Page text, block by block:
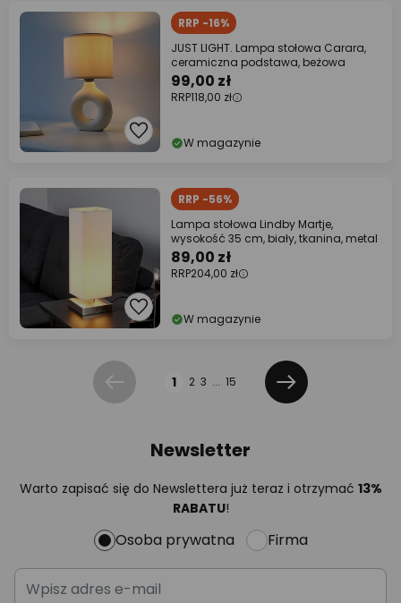
RRP -16%
JUST LIGHT. Lampa stołowa Carara,
ceramiczna podstawa, beżowa
99,00 zł
RRP118,00 zł
W magazynie
RRP -56%
Lampa stołowa Lindby Martje,
wysokość 35 cm, biały, tkanina, metal
89,00 zł
RRP204,00 zł
W magazynie
Poprzednia1 2 3 ... 15
Dalej
Newsletter
Warto zapisać się do Newslettera już teraz i otrzymać 13%
RABATU!
Osoba prywatna Firma